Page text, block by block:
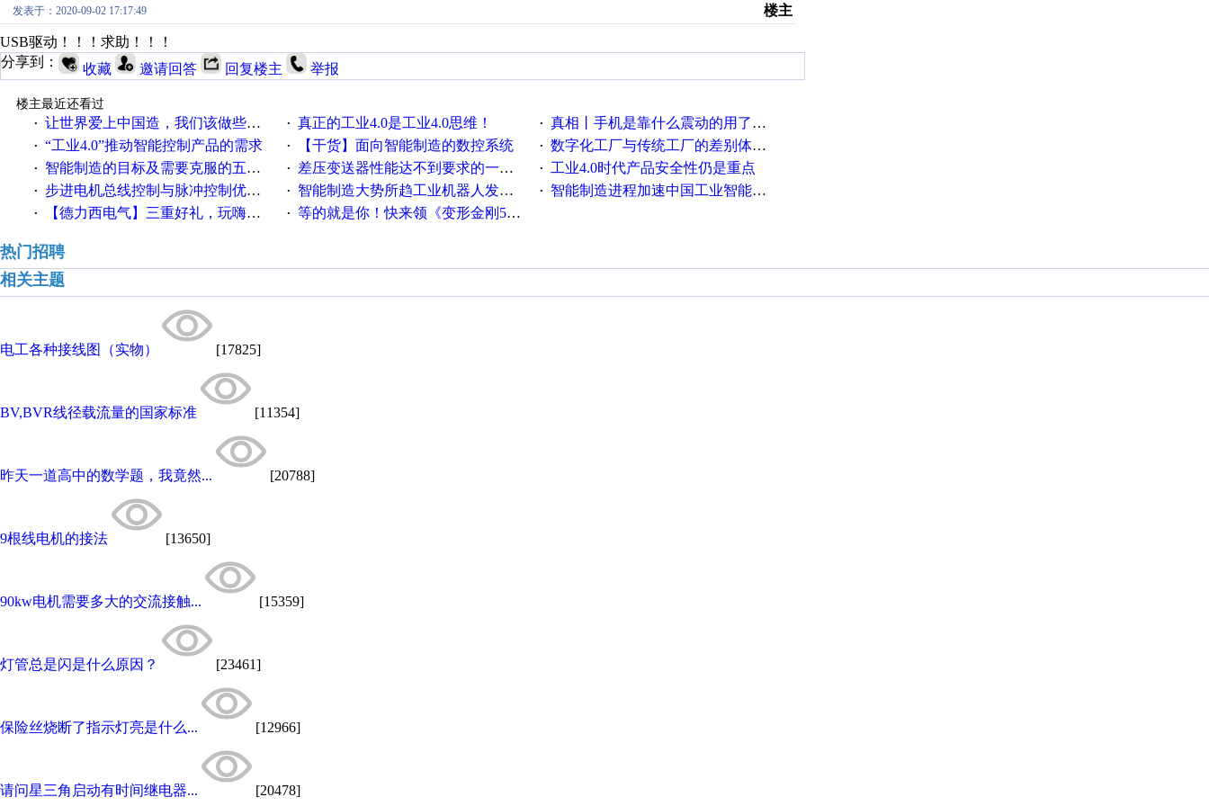
发表于：2020-09-02 17:17:49 楼主
USB驱动！！！求助！！！
分享到：
收藏 邀请回答 回复楼主 举报
楼主最近还看过
· 让世界爱上中国造，我们该做些什么 · 真正的工业4.0是工业4.0思维！ · 真相丨手机是靠什么震动的用了这么多年才知道！
· “工业4.0”推动智能控制产品的需求 · 【干货】面向智能制造的数控系统 · 数字化工厂与传统工厂的差别体现在哪里？
· 智能制造的目标及需要克服的五个障碍 · 差压变送器性能达不到要求的一些因素 · 工业4.0时代产品安全性仍是重点
· 步进电机总线控制与脉冲控制优缺点 · 智能制造大势所趋工业机器人发展迅猛 · 智能制造进程加速中国工业智能化之路发展趋势明显
· 【德力西电气】三重好礼，玩嗨夏日！ · 等的就是你！快来领《变形金刚5》观影券
热门招聘
相关主题
电工各种接线图（实物） [17825]
BV,BVR线径载流量的国家标准 [11354]
昨天一道高中的数学题，我竟然... [20788]
9根线电机的接法 [13650]
90kw电机需要多大的交流接触... [15359]
灯管总是闪是什么原因？ [23461]
保险丝烧断了指示灯亮是什么... [12966]
请问星三角启动有时间继电器... [20478]